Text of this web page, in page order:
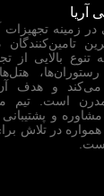
آریا
در زمینه
تامین‌کنندگان
بالایی از
رستوران‌ها،
و هدف
مدرن است. تیم
مشاوره و
در تلاش